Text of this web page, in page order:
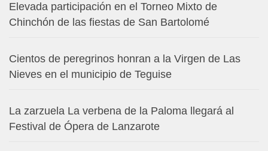
Elevada participación en el Torneo Mixto de
Chinchón de las fiestas de San Bartolomé
Cientos de peregrinos honran a la Virgen de Las
Nieves en el municipio de Teguise
La zarzuela La verbena de la Paloma llegará al
Festival de Ópera de Lanzarote